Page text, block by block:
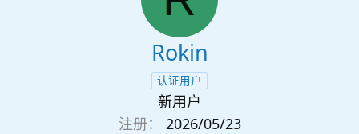
Rokin
认证用户
新用户
注册
2026/05/23